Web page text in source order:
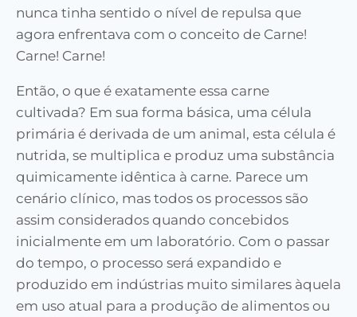
nunca tinha sentido o nível de repulsa que
agora enfrentava com o conceito de Carne!
Carne! Carne!
Então, o que é exatamente essa carne
cultivada? Em sua forma básica, uma célula
primária é derivada de um animal, esta célula é
nutrida, se multiplica e produz uma substância
quimicamente idêntica à carne. Parece um
cenário clínico, mas todos os processos são
assim considerados quando concebidos
inicialmente em um laboratório. Com o passar
do tempo, o processo será expandido e
produzido em indústrias muito similares àquela
em uso atual para a produção de alimentos ou